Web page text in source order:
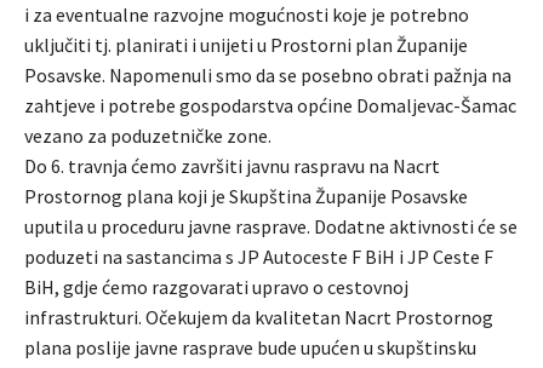
i za eventualne razvojne mogućnosti koje je potrebno
uključiti tj. planirati i unijeti u Prostorni plan Županije
Posavske. Napomenuli smo da se posebno obrati pažnja na
zahtjeve i potrebe gospodarstva općine Domaljevac-Šamac
vezano za poduzetničke zone.
Do 6. travnja ćemo završiti javnu raspravu na Nacrt
Prostornog plana koji je Skupština Županije Posavske
uputila u proceduru javne rasprave. Dodatne aktivnosti će se
poduzeti na sastancima s JP Autoceste F BiH i JP Ceste F
BiH, gdje ćemo razgovarati upravo o cestovnoj
infrastrukturi. Očekujem da kvalitetan Nacrt Prostornog
plana poslije javne rasprave bude upućen u skupštinsku